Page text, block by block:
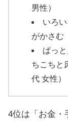
男性）
いろ
がかさむ
ぱっ
ちこちと
代 女性）
4位は「お金・